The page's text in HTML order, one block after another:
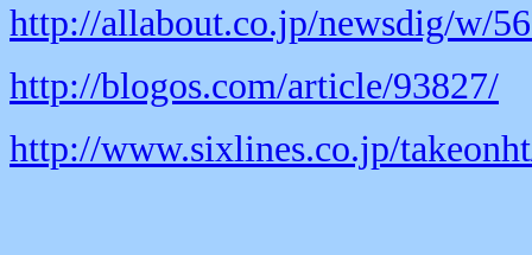
http://allabout.co.jp/newsdig/w/
http://blogos.com/article/93827/
http://www.sixlines.co.jp/